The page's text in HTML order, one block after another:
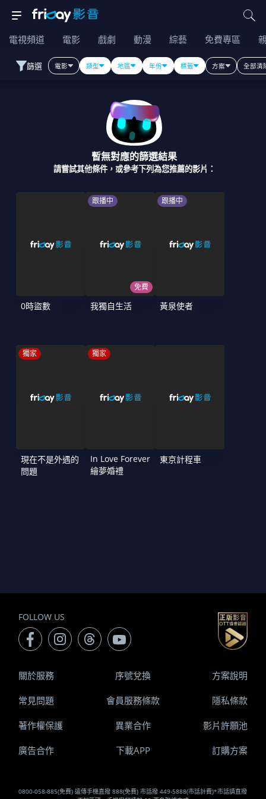
電視頻道 電影 戲劇 動漫 綜藝 免費專區
篩選 電影 類型 地區 年份 標籤 方案 全部清
暫無對應的篩選結果
請嘗試其他條件，或參考下列為您推薦的影片：
0時盜數
跟播中
免費
我獨自生活
跟播中
黃泉使者
獨家
現在不是外遇的
問題
獨家
In Love Forever
繪夢婚禮
東京計程車
FOLLOW US
0800-058-885(免費) 遠傳手機直撥 888(免費) 市話撥 449-5888(市話計費)*市話請直撥
關於服務 序號兌換 方案說明
常見問題 會員服務條款 隱私條款
著作權保護 異業合作 影片許願池
廣告合作 下載APP 訂購方案